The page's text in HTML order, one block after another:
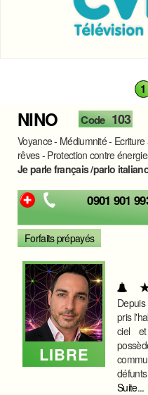
1
NINO Code 103
Voyance - Médiumnité -
rêves - Protection contre
Je parle français /parlo
0901 901
Forfaits prépayés
LIBRE
pris
ciel
Suite...